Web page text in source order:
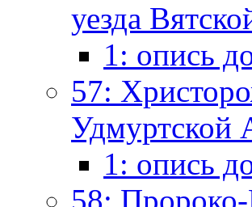
уезда
1: опись
57:
Удмуртской
1: опись